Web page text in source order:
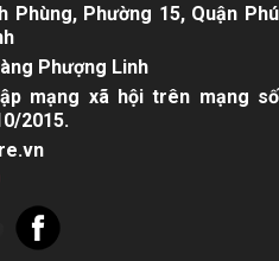
Phùng, Phường 15, Quận Phú
Phượng Linh
mạng xã hội trên mạng số
2015.